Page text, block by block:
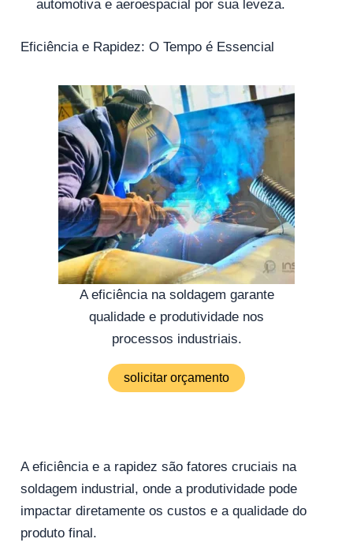
automotiva e aeroespacial por sua leveza.
Eficiência e Rapidez: O Tempo é Essencial
A eficiência na soldagem garante
qualidade e produtividade nos
processos industriais.
solicitar orçamento
A eficiência e a rapidez são fatores cruciais na
soldagem industrial, onde a produtividade pode
impactar diretamente os custos e a qualidade do
produto final.